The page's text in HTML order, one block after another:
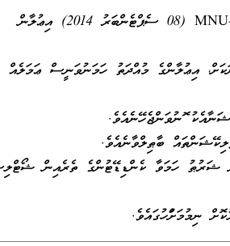
މި އިޢުލާނާ ގުޅިގެން ކުރެވުނު ނަމްބަރ MNU-HR/2014/507 (08 ސެޕްޓެންބަރު 2014) އިޢުލާން
އިޢުލާންގެ މުއްދަތު ހަމަނުވަނީސް ޢަމަލެއް
ފޮނުވަންޖެހޭނެއެވެ.
ބާޠިލްވާނެއެވެ.
ޝަރުޠު ހަމަވާ ކެންޑިޑޭޓުންގެ ތެރެއިން
ނިމުމަށްފަހުގައެވެ.